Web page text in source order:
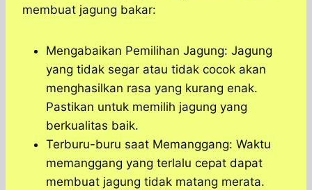
membuat jagung bakar:
Mengabaikan Pemilihan Jagung: Jagung
yang tidak segar atau tidak cocok akan
menghasilkan rasa yang kurang enak.
Pastikan untuk memilih jagung yang
berkualitas baik.
Terburu-buru saat Memanggang: Waktu
memanggang yang terlalu cepat dapat
membuat jagung tidak matang merata.